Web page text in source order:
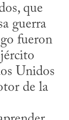
que
guerra
fueron
Unidos
de la